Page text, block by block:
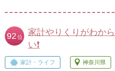
家計やりくりがわか
い❗
92 位
家計・ライフ 神奈川県